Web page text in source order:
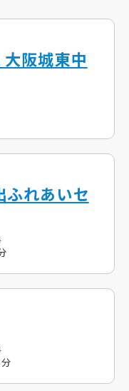
大阪城東中
ふれあいセ